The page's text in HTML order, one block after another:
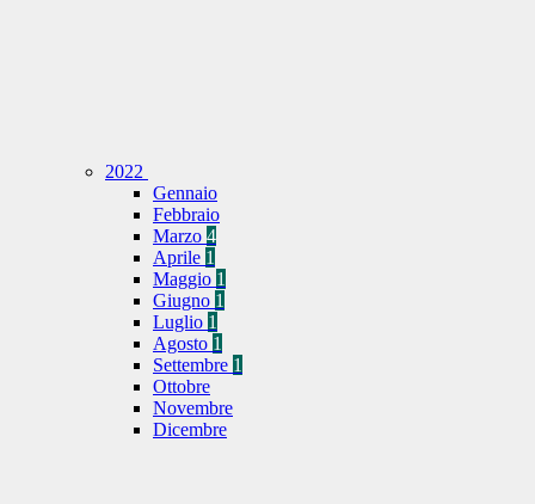
2022
Gennaio
Febbraio
Marzo 4
Aprile 1
Maggio 1
Giugno 1
Luglio 1
Agosto 1
Settembre 1
Ottobre
Novembre
Dicembre